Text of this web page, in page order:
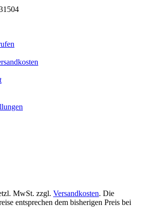
MwSt. zzgl. Versandkosten. Die
entsprechen dem bisherigen Preis bei